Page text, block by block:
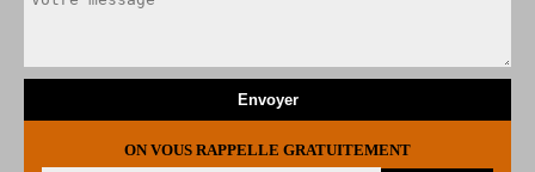
ON VOUS RAPPELLE GRATUITEMENT